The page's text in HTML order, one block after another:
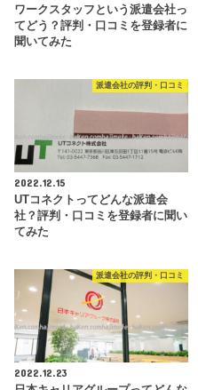
ワークスタッフという派遣会社っ
てどう？評判・口コミを登録者に
聞いてみた
派遣会社の評判・口コミ
2022.12.15
UTコネクトってどんな派遣会
社？評判・口コミを登録者に聞い
てみた
派遣会社の評判・口コミ
2022.12.23